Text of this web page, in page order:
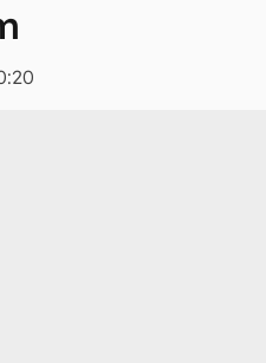
em primeira
do Canaltech.